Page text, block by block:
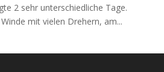
2 sehr unterschiedliche Tage.
mit vielen Drehern, am...